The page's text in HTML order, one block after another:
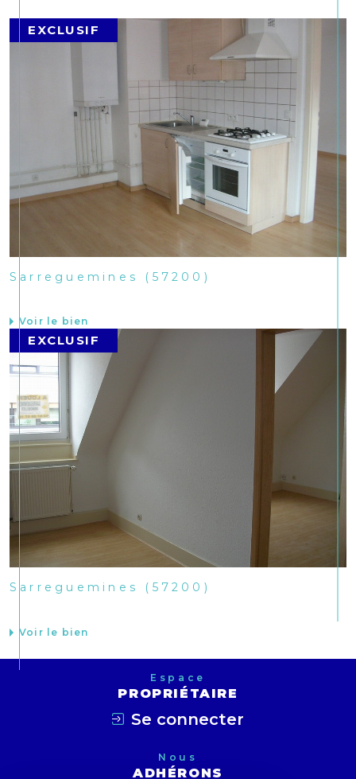
EXCLUSIF
Sarreguemines (57200)
Voir le bien
EXCLUSIF
Sarreguemines (57200)
Voir le bien
Espace
PROPRIÉTAIRE
Se connecter
Nous
ADHÉRONS